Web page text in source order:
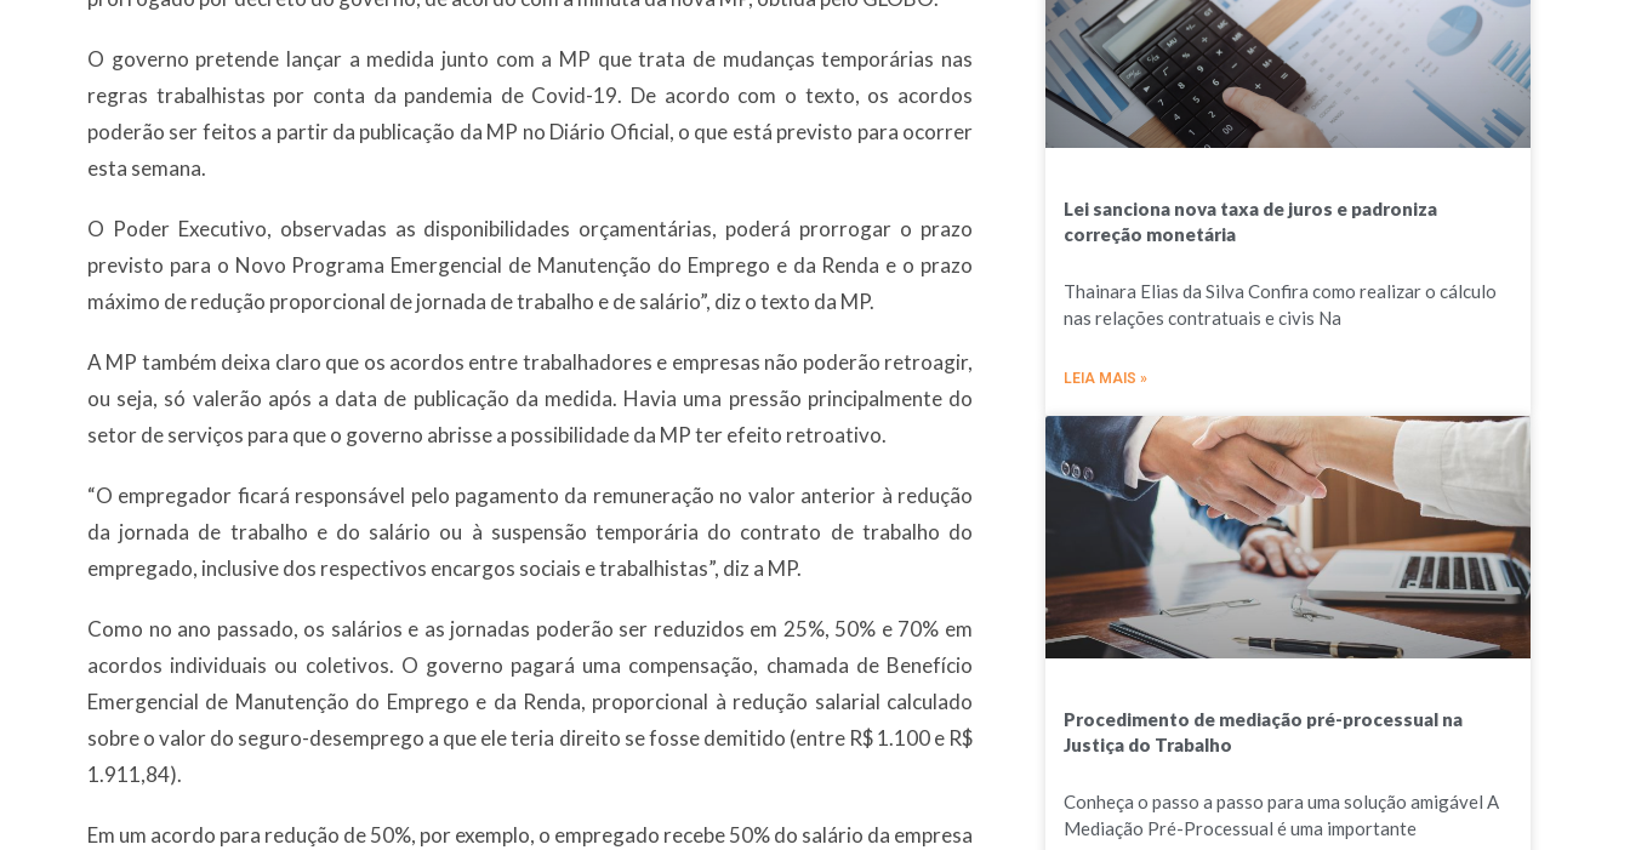
O governo pretende lançar a medida junto com a MP que trata de mudanças temporárias nas
regras trabalhistas por conta da pandemia de Covid-19. De acordo com o texto, os acordos
poderão ser feitos a partir da publicação da MP no Diário Oficial, o que está previsto para ocorrer
esta semana.
O Poder Executivo, observadas as disponibilidades orçamentárias, poderá prorrogar o prazo
previsto para o Novo Programa Emergencial de Manutenção do Emprego e da Renda e o prazo
máximo de redução proporcional de jornada de trabalho e de salário”, diz o texto da MP.
A MP também deixa claro que os acordos entre trabalhadores e empresas não poderão retroagir,
ou seja, só valerão após a data de publicação da medida. Havia uma pressão principalmente do
setor de serviços para que o governo abrisse a possibilidade da MP ter efeito retroativo.
“O empregador ficará responsável pelo pagamento da remuneração no valor anterior à redução
da jornada de trabalho e do salário ou à suspensão temporária do contrato de trabalho do
empregado, inclusive dos respectivos encargos sociais e trabalhistas”, diz a MP.
Como no ano passado, os salários e as jornadas poderão ser reduzidos em 25%, 50% e 70% em
acordos individuais ou coletivos. O governo pagará uma compensação, chamada de Benefício
Emergencial de Manutenção do Emprego e da Renda, proporcional à redução salarial calculado
sobre o valor do seguro-desemprego a que ele teria direito se fosse demitido (entre R$ 1.100 e R$
1.911,84).
Em um acordo para redução de 50%, por exemplo, o empregado recebe 50% do salário da empresa
Lei sanciona nova taxa de juros e padroniza
correção monetária
Thainara Elias da Silva Confira como realizar o cálculo
nas relações contratuais e civis Na
LEIA MAIS »
Procedimento de mediação pré-processual na
Justiça do Trabalho
Conheça o passo a passo para uma solução amigável A
Mediação Pré-Processual é uma importante